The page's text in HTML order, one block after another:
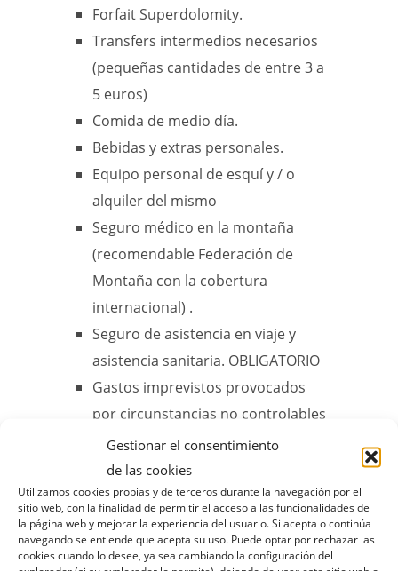
Gestionar el consentimiento
de las cookies
Utilizamos cookies propias y de terceros durante la navegación por el
sitio web, con la finalidad de permitir el acceso a las funcionalidades de
la página web y mejorar la experiencia del usuario. Si acepta o continúa
navegando se entiende que acepta su uso. Puede optar por rechazar las
cookies cuando lo desee, ya sea cambiando la configuración del
Forfait Superdolomity.
Transfers intermedios necesarios
(pequeñas cantidades de entre 3 a
5 euros)
Comida de medio día.
Bebidas y extras personales.
Equipo personal de esquí y / o
alquiler del mismo
Seguro médico en la montaña
(recomendable Federación de
Montaña con la cobertura
internacional) .
Seguro de asistencia en viaje y
asistencia sanitaria. OBLIGATORIO
Gastos imprevistos provocados
por circunstancias no controlables
como cancelaciones o retrasos de
vuelos, desastres naturales,
problemas atmosféricos, averías,
pérdidas o retraso del equipaje,
causas de fuerza mayor etc.